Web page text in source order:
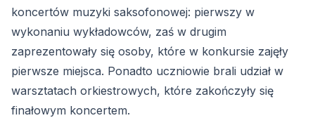
koncertów muzyki saksofonowej: pierwszy w
wykonaniu wykładowców, zaś w drugim
zaprezentowały się osoby, które w konkursie zajęły
pierwsze miejsca. Ponadto uczniowie brali udział w
warsztatach orkiestrowych, które zakończyły się
finałowym koncertem.